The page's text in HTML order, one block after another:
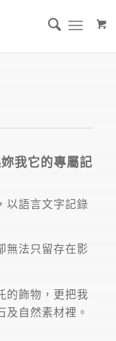
我它的專屬記
以語言文字記錄
無法只留存在影
的飾物，更把我
及自然素材裡。